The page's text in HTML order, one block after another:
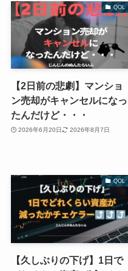
QOL
【2日前の悲劇】マンショ
ン売却がキャンセルになっ
たんだけど・・・
2026年6月20日 2026年8月7日
QOL
【久しぶりの下げ】1日で